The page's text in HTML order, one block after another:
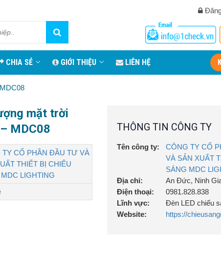
CHIA SẺ GIỚI THIỆU LIÊN HỆ
mặt trời
MDC08
TY CỔ PHẦN ĐẦU TƯ VÀ
THIẾT BỊ CHIẾU
LIGHTING
THÔNG TIN CÔNG TY
Tên công ty:
CÔNG TY CỔ
VÀ SẢN XUẤT
SÁNG MDC
Địa chỉ:
An Đức, Ninh
Điện thoại:
0981.828.838
Lĩnh vực:
Đèn LED chiếu
Website:
https://